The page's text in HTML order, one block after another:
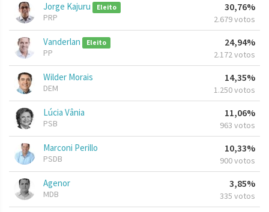
Jorge Kajuru Eleito
PRP
30,76%
2.679 votos
Vanderlan Eleito
PP
24,94%
2.172 votos
Wilder Morais
DEM
14,35%
1.250 votos
Lúcia Vânia
PSB
11,06%
963 votos
Marconi Perillo
PSDB
10,33%
900 votos
Agenor
MDB
3,85%
335 votos